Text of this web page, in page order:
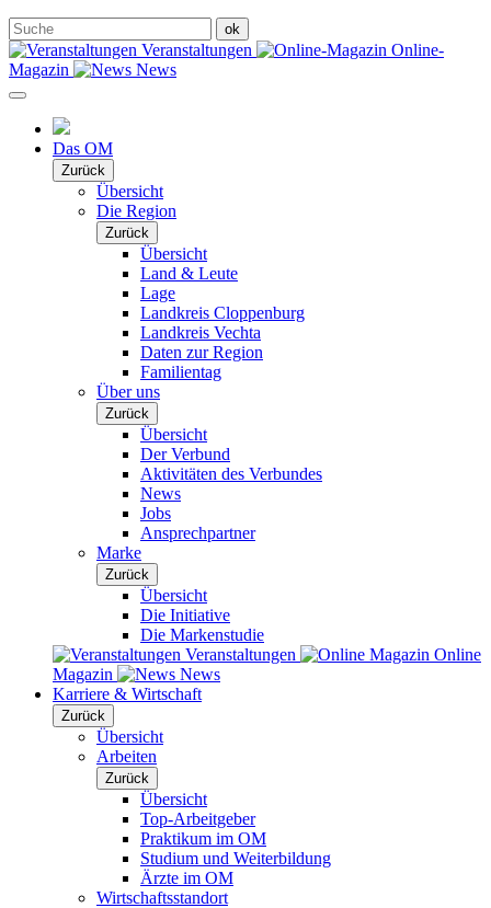
Veranstaltungen
Online-
Magazin
News
Das OM
Zurück
Übersicht
Die Region
Zurück
Übersicht
Land & Leute
Lage
Landkreis Cloppenburg
Landkreis Vechta
Daten zur Region
Familientag
Über uns
Zurück
Übersicht
Der Verbund
Aktivitäten des Verbundes
News
Jobs
Ansprechpartner
Marke
Zurück
Übersicht
Die Initiative
Die Markenstudie
Veranstaltungen
Online
Magazin
News
Karriere & Wirtschaft
Zurück
Übersicht
Arbeiten
Zurück
Übersicht
Top-Arbeitgeber
Praktikum im OM
Studium und Weiterbildung
Ärzte im OM
Wirtschaftsstandort